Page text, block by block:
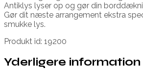
Antiklys lyser op og gør din
Gør dit næste arrangement ekstra
smukke lys.
Produkt id: 19200
Yderligere information